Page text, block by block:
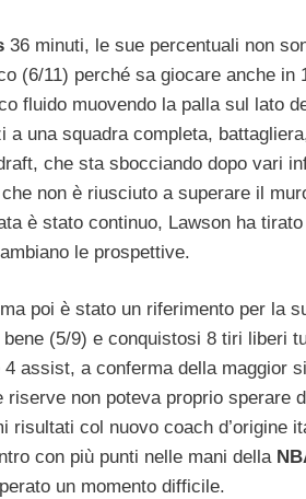
36 minuti, le sue percentuali non
(6/11) perché sa giocare anche in
fluido muovendo la palla sul lato
una squadra completa,
che sta sbocciando dopo vari
che non è riusciuto a superare il
è stato continuo, Lawson ha
le prospettive.
poi è stato un riferimento per la
(5/9) e conquistosi 8 tiri liberi
assist, a conferma della maggior
non poteva proprio sperare
risultati col nuovo coach d’origine
con più punti nelle mani della
un momento difficile.